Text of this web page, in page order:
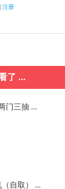
| 注册
了 ...
门三抽 ...
自取） ...